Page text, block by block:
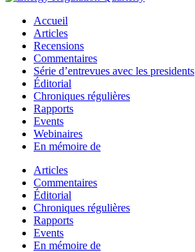
Accueil
Articles
Recensions
Commentaires
Série d’entrevues avec les presidents
Éditorial
Chroniques régulières
Rapports
Events
Webinaires
En mémoire de
Articles
Commentaires
Éditorial
Chroniques régulières
Rapports
Events
En mémoire de